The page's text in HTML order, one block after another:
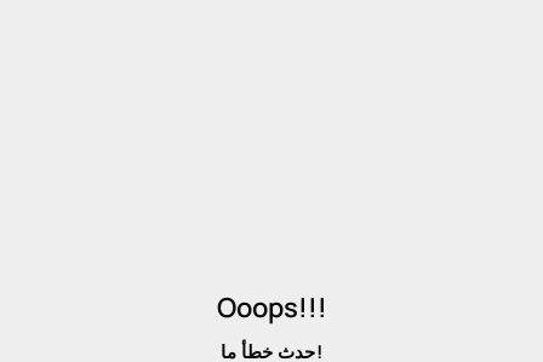
Ooops!!!
حدث خطأ ما!